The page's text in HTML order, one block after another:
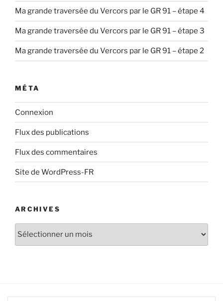
Ma grande traversée du Vercors par le GR 91 – étape 4
Ma grande traversée du Vercors par le GR 91 – étape 3
Ma grande traversée du Vercors par le GR 91 – étape 2
MÉTA
Connexion
Flux des publications
Flux des commentaires
Site de WordPress-FR
ARCHIVES
Archives